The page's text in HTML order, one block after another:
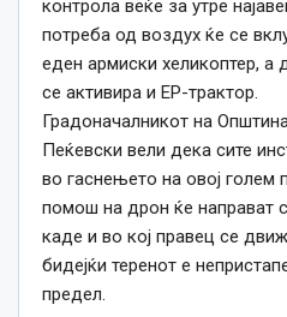
контрола веќе за утре
потреба од воздух ќе се
еден армиски хеликоптер, а
се активира и ЕР-трактор.
Градоначалникот на
Пеќевски вели дека сите
во гаснењето на овој
помош на дрон ќе направат
каде и во кој правец се
бидејќи теренот е
предел.